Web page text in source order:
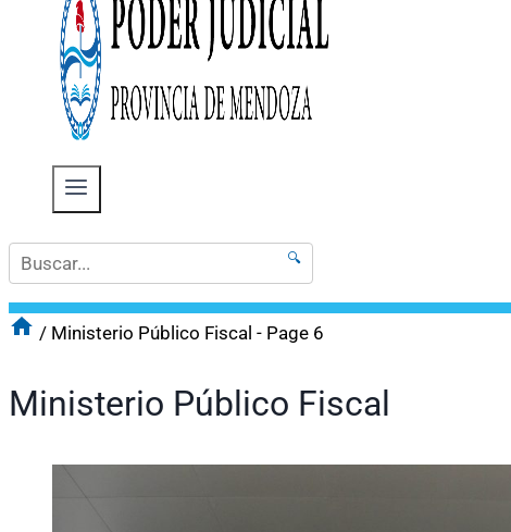
🔍
/ Ministerio Público Fiscal - Page 6
Ministerio Público Fiscal